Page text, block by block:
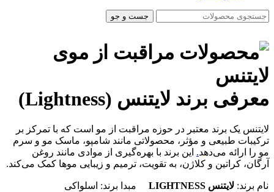
جست و جو
معرفی برند لایتنس (Lightness)
لایتنس یک برند معتبر در حوزه مراقبت از مو است که با تمرکز بر
ترکیبات طبیعی و مؤثر، محصولاتی مانند شامپو، ماسک مو و سرم
مو را ارائه می‌دهد. این برند با بهره‌گیری از موادی مانند روغن
آرگان، کراتین و کلاژن، به تقویت، ترمیم و زیبایی موها کمک می‌کند.
نام برند: لایتنس LIGHTNESS
مبدا برند: اسلواکی